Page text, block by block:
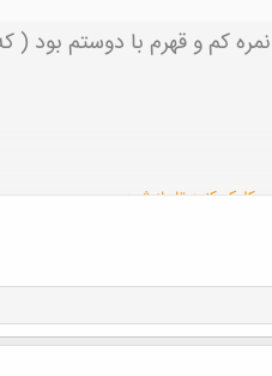
کم و قهرم با دوستم
کلیک کنید تا باز شود...